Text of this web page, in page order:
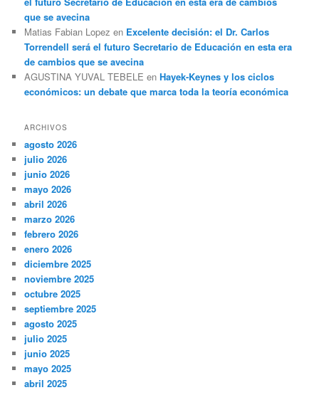
que se avecina
Matias Fabian Lopez en Excelente decisión: el Dr. Carlos
Torrendell será el futuro Secretario de Educación en esta era
de cambios que se avecina
AGUSTINA YUVAL TEBELE enHayek-Keynes y los ciclos
económicos: un debate que marca toda la teoría económica
ARCHIVOS
agosto 2026
julio 2026
junio 2026
mayo 2026
abril 2026
marzo 2026
febrero 2026
enero 2026
diciembre 2025
noviembre 2025
octubre 2025
septiembre 2025
agosto 2025
julio 2025
junio 2025
mayo 2025
abril 2025